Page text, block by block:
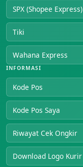
SPX (Shopee Express)
Tiki
Wahana Express
INFORMASI
Kode Pos
Kode Pos Saya
Riwayat Cek Ongkir
Download Logo Kurir